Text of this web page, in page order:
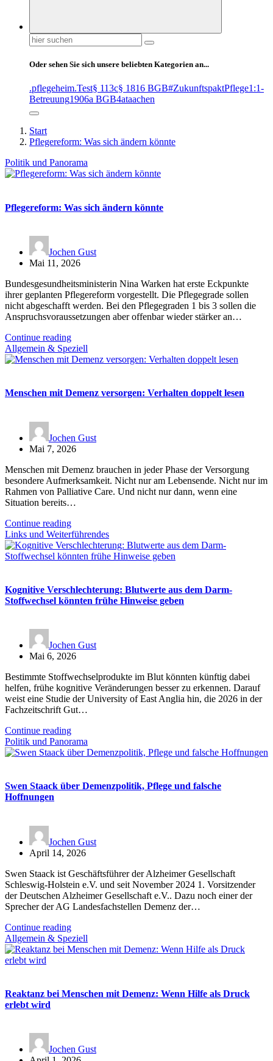
Suchen
nach:
Oder sehen Sie sich unsere beliebten Kategorien an...
.pflegeheim.Test§ 113c§ 1816 BGB#ZukunftspaktPflege1:1-
Betreuung1906a BGB4ataachen
Start
Pflegereform: Was sich ändern könnte
Politik und Panorama
Pflegereform: Was sich ändern könnte
Jochen Gust
Mai 11, 2026
Bundesgesundheitsministerin Nina Warken hat erste Eckpunkte
ihrer geplanten Pflegereform vorgestellt. Die Pflegegrade sollen
nicht abgeschafft werden. Bei den Pflegegraden 1 bis 3 sollen die
Anspruchsvoraussetzungen aber offenbar wieder stärker an…
Continue reading
Allgemein & Speziell
Menschen mit Demenz versorgen: Verhalten doppelt lesen
Jochen Gust
Mai 7, 2026
Menschen mit Demenz brauchen in jeder Phase der Versorgung
besondere Aufmerksamkeit. Nicht nur am Lebensende. Nicht nur im
Rahmen von Palliative Care. Und nicht nur dann, wenn eine
Situation bereits…
Continue reading
Links und Weiterführendes
Kognitive Verschlechterung: Blutwerte aus dem Darm-
Stoffwechsel könnten frühe Hinweise geben
Jochen Gust
Mai 6, 2026
Bestimmte Stoffwechselprodukte im Blut könnten künftig dabei
helfen, frühe kognitive Veränderungen besser zu erkennen. Darauf
weist eine Studie der University of East Anglia hin, die 2026 in der
Fachzeitschrift Gut…
Continue reading
Politik und Panorama
Swen Staack über Demenzpolitik, Pflege und falsche
Hoffnungen
Jochen Gust
April 14, 2026
Swen Staack ist Geschäftsführer der Alzheimer Gesellschaft
Schleswig-Holstein e.V. und seit November 2024 1. Vorsitzender
der Deutschen Alzheimer Gesellschaft e.V.. Dazu noch einer der
Sprecher der AG Landesfachstellen Demenz der…
Continue reading
Allgemein & Speziell
Reaktanz bei Menschen mit Demenz: Wenn Hilfe als Druck
erlebt wird
Jochen Gust